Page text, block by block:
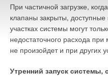
При частичной загрузке,
клапаны закрыты,
участках системы могут
недостаточного расхода
не произойдет и при других
Утренний запуск системы,
его работу можно
телефона.
И тут надо сказать, что
системой вопрос конечно
сегодня почему-то на втором